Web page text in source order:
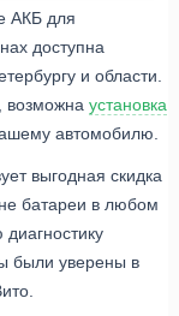
АКБ для
доступна
и области.
возможна установка
автомобилю.
выгодная скидка
батареи в любом
были уверены в